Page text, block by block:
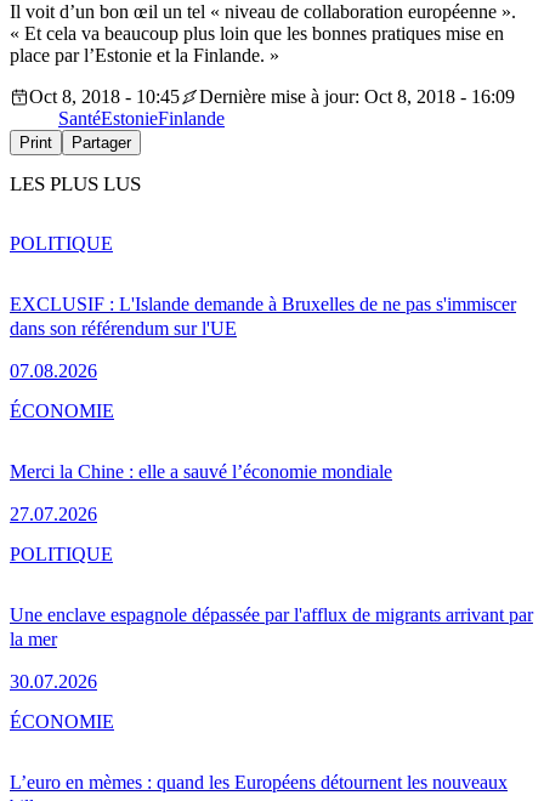
Il voit d’un bon œil un tel « niveau de collaboration européenne ».
« Et cela va beaucoup plus loin que les bonnes pratiques mise en
place par l’Estonie et la Finlande. »
Oct 8, 2018 - 10:45
Dernière mise à jour: Oct 8, 2018 - 16:09
SantéEstonieFinlande
Print Partager
LES PLUS LUS
EXCLUSIF : L'Islande demande à Bruxelles de ne pas s'immiscer
dans son référendum sur l'UE
07.08.2026
POLITIQUE
Merci la Chine : elle a sauvé l’économie mondiale
27.07.2026
ÉCONOMIE
Une enclave espagnole dépassée par l'afflux de migrants arrivant par
la mer
30.07.2026
POLITIQUE
L’euro en mèmes : quand les Européens détournent les nouveaux
ÉCONOMIE